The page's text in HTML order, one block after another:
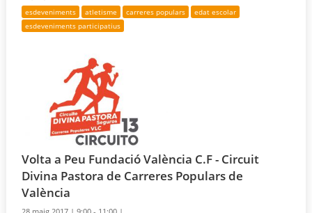
esdeveniments atletisme carreres populars
edat escolar
esdeveniments participatius
Volta a Peu Fundació València C.F - Circuit
Divina Pastora de Carreres Populars de
València